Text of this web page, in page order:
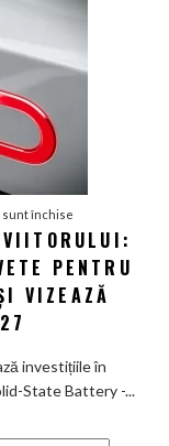
și
poartă
nume
închise
Pas
uriaș
către
PENTRU
VIZEAZĂ
investițiile în
State Battery -...